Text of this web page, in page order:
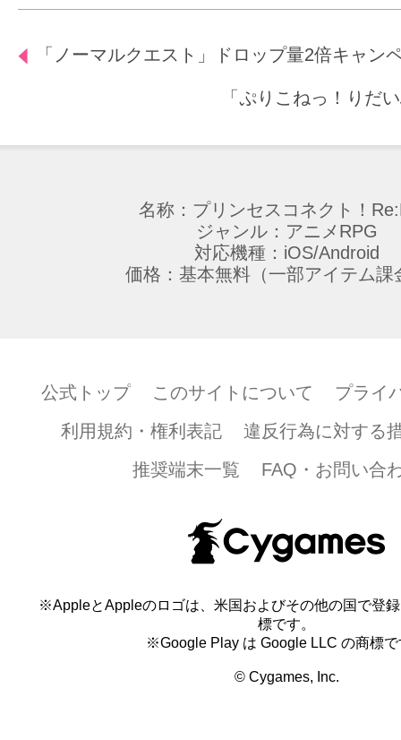
「ノーマルクエスト」ドロップ量2倍キャン
「ぷりこねっ！りだ
名称：プリンセスコネクト！
ジャンル：アニメRPG
対応機種：iOS/Android
価格：基本無料（一部アイテム課
公式トップ このサイトについて
プライ
利用規約・権利表記
違反行為に対する
推奨端末一覧
FAQ・お問い合
※AppleとAppleのロゴは、米国およびその他の国で登
標です。
※Google Play は Google LLC の商標で
© Cygames, Inc.